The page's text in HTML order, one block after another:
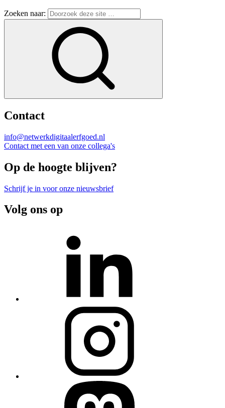
Zoeken naar:
Contact
info@netwerkdigitaalerfgoed.nl
Contact met een van onze collega's
Op de hoogte blijven?
Schrijf je in voor onze nieuwsbrief
Volg ons op